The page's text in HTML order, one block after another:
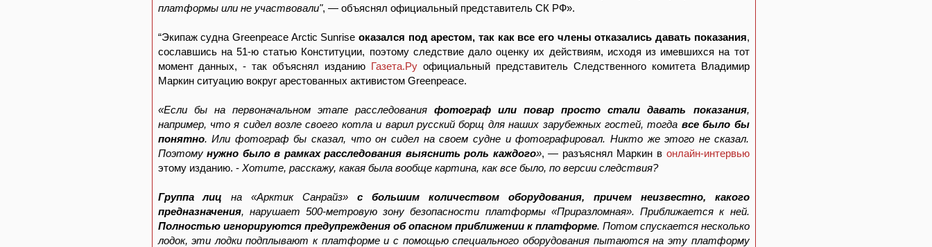
платформы или не участвовали", — объяснял официальный представитель СК РФ».
“Экипаж судна Greenpeace Arctic Sunrise оказался под арестом, так как все его члены отказались давать показания,
сославшись на 51-ю статью Конституции, поэтому следствие дало оценку их действиям, исходя из имевшихся на тот
момент данных, - так объяснял изданию Газета.Руофициальный представитель Следственного комитета Владимир
Маркин ситуацию вокруг арестованных активистом Greenpeace.
«Если бы на первоначальном этапе расследования фотограф или повар просто стали давать показания,
например, что я сидел возле своего котла и варил русский борщ для наших зарубежных гостей, тогда все было бы
понятно. Или фотограф бы сказал, что он сидел на своем судне и фотографировал. Никто же этого не сказал.
Поэтомунужно было в рамках расследования выяснить роль каждого», — разъяснял Маркин в онлайн-интервью
этому изданию. - Хотите, расскажу, какая была вообще картина, как все было, по версии следствия?
Группа лиц на «Арктик Санрайз»с большим количеством оборудования, причем неизвестно, какого
предназначения, нарушает 500-метровую зону безопасности платформы «Приразломная». Приближается к ней.
Полностью игнорируются предупреждения об опасном приближении к платформе. Потом спускается несколько
лодок, эти лодки подплывают к платформе и с помощью специального оборудования пытаются на эту платформу